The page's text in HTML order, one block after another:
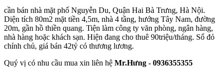
cần bán nhà mặt phố Nguyễn Du, Quận Hai Bà Trưng, Hà Nội.
Diện tích 80m2 mặt tiền 4,5m, nhà 4 tầng, hướng Tây Nam, đường
20m, gần hồ thiền quang. Tiện làm công ty văn phòng, ngân hàng,
nhà hàng hoặc khách sạn. Hiện đang cho thuê 90triệu/tháng. Sổ đỏ
chính chủ, giá bán 42tỷ có thương lương.
Quý vị có nhu cầu mua xin liên hệ Mr.Hưng - 0936355355